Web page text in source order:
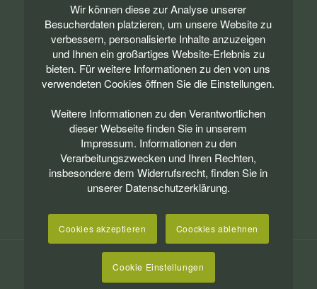
INFORMATION
Wir sind Anbieter für dezentrale Energiesysteme und
liefern Ihnen Konzepte für eine nachhaltige und
Haben wir Ihr Interesse geweckt? Dann sichern Sie sich
jetzt Ihr persönliches Angebot!
ANGEBOT SICHERN
Wir können diese zur Analyse unserer
Besucherdaten platzieren, um unsere Website zu
verbessern, personalisierte Inhalte anzuzeigen
und Ihnen ein großartiges Website-Erlebnis zu
bieten. Für weitere Informationen zu den von uns
verwendeten Cookies öffnen Sie die Einstellungen.
Weitere Informationen zu den Verantwortlichen
dieser Webseite finden Sie in unserem
Impressum. Informationen zu den
Verarbeitungszwecken und Ihren Rechten,
insbesondere dem Widerrufsrecht, finden Sie in
unserer Datenschutzerklärung.
Cookies akzeptieren Coockies ablehnen
Cookie Einstellungen